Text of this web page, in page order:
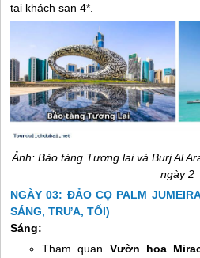
tại khách sạn 4*.
Ảnh: Bảo tàng Tương lai và Burj Al
ngày 2
NGÀY 03: ĐẢO CỌ PALM
SÁNG, TRƯA, TỐI)
Sáng:
Tham quan Vườn hoa